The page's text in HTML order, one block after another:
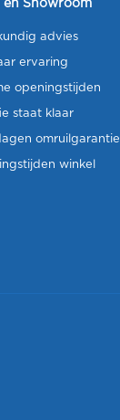
en Showroom
advies
ervaring
openingstijden
staat klaar
omruilgarantie
winkel